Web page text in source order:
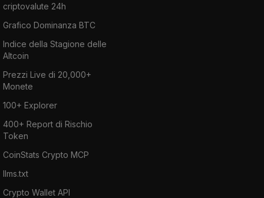
criptovalute 24h
Grafico Dominanza BTC
Indice della Stagione delle
Altcoin
Prezzi Live di 20,000+
Monete
100+ Explorer
400+ Report di Rischio
Token
CoinStats Crypto MCP
llms.txt
Crypto Wallet API